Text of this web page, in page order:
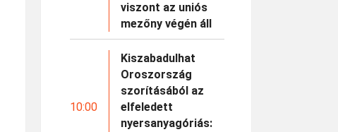
viszont az uniós
mezőny végén áll
10:00
Kiszabadulhat
Oroszország
szorításából az
elfeledett
nyersanyagóriás: